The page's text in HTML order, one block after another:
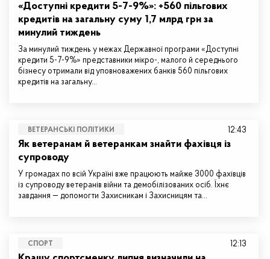
«Доступні кредити 5-7-9%»: +560 пільгових
кредитів на загальну суму 1,7 млрд грн за
минулий тиждень
За минулий тиждень у межах Державної програми «Доступні
кредити 5-7-9%» представники мікро-, малого й середнього
бізнесу отримали від уповноважених банків 560 пільгових
кредитів на загальну…
ВЕТЕРАНСЬКІ ПОЛІТИКИ
Як ветеранам й ветеранкам знайти фахівця із
супроводу
У громадах по всій Україні вже працюють майже 3000 фахівців
із супроводу ветеранів війни та демобілізованих осіб. Їхнє
завдання — допомогти Захисникам і Захисницям та…
12:43
СПОРТ 12:13